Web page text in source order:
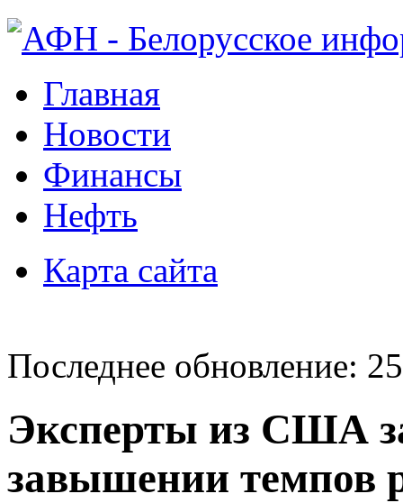
Главная
Новости
Финансы
Нефть
Карта сайта
Последнее обновление:
Эксперты из США
завышении темпов